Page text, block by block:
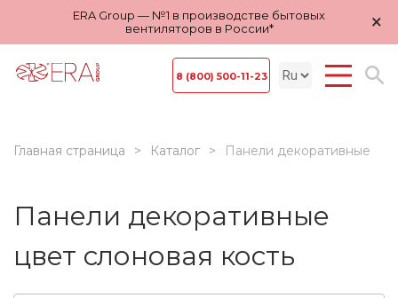
ERA Group — №1 в производстве бытовых
вентиляторов в России*
×
8 (800) 500-11-23
Главная страница Каталог Панели декоративные
Панели декоративные
цвет слоновая кость